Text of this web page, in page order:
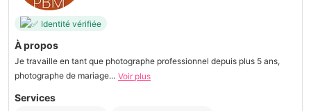
Identité vérifiée
À propos
Je travaille en tant que photographe professionnel depuis plus 5 ans,
photographe de mariage... Voir plus
Services